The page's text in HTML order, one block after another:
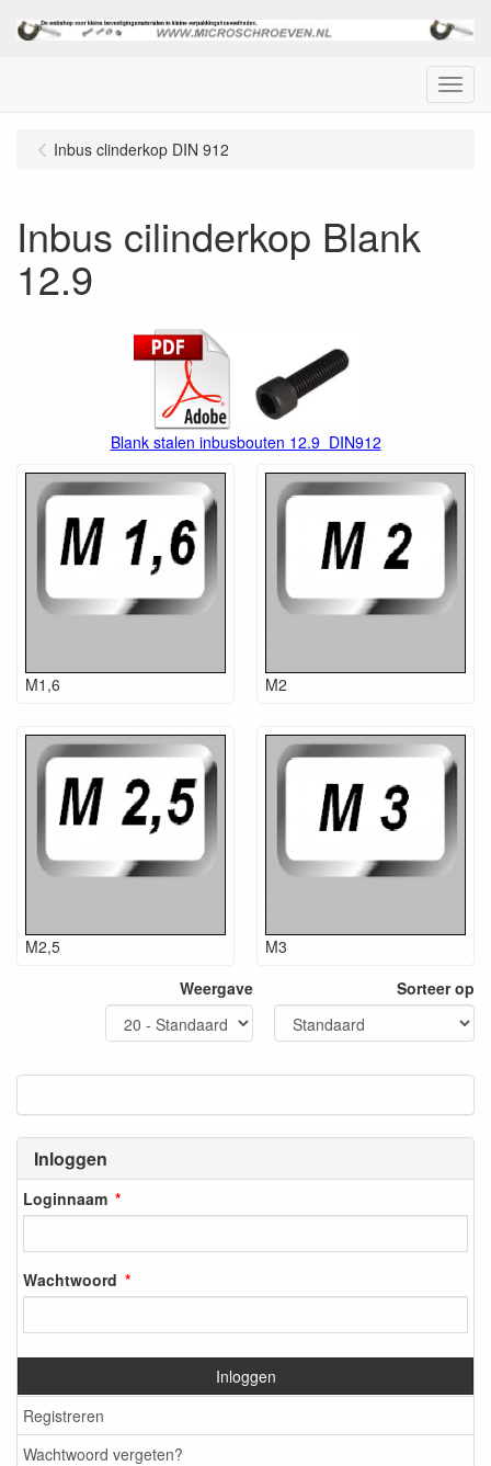
Menu
Inloggen
Loginnaam
Wachtwoord
Inloggen
Registreren
Wachtwoord vergeten?
Inbus clinderkop DIN 912
Inbus cilinderkop Blank
12.9
Blank stalen inbusbouten 12.9 DIN912
M1,6 M2
M2,5
M3
Weergave
Sorteer op